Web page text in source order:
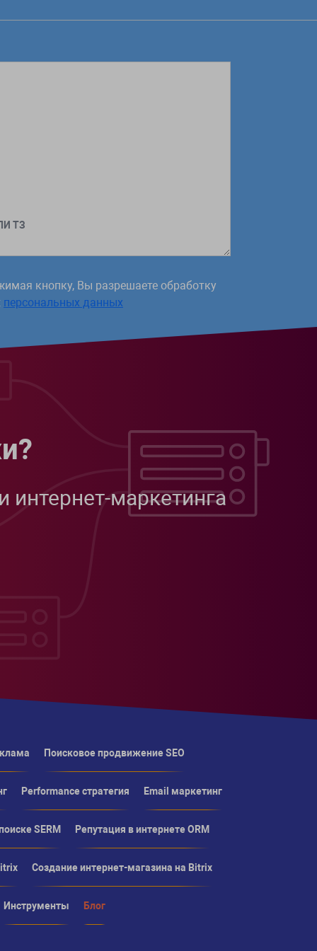
ТЗ
кнопку, Вы разрешаете обработку
персональных данных
интернет-маркетинга
Поисковое продвижение SEO
Performance стратегия Email маркетинг
SERM Репутация в интернете ORM
Создание интернет-магазина на Bitrix
Инструменты Блог